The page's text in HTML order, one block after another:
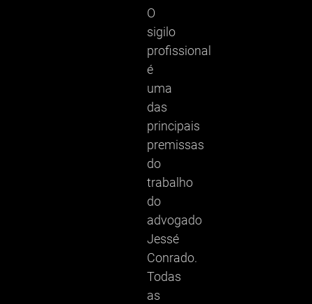
O
sigilo
profissional
é
uma
das
principais
premissas
do
trabalho
do
advogado
Jessé
Conrado.
Todas
as